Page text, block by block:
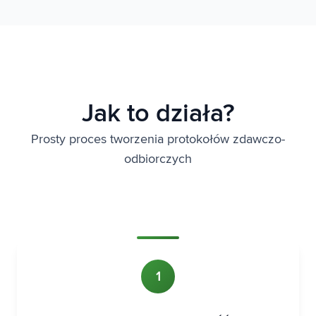
Jak to działa?
Prosty proces tworzenia protokołów zdawczo-
odbiorczych
1